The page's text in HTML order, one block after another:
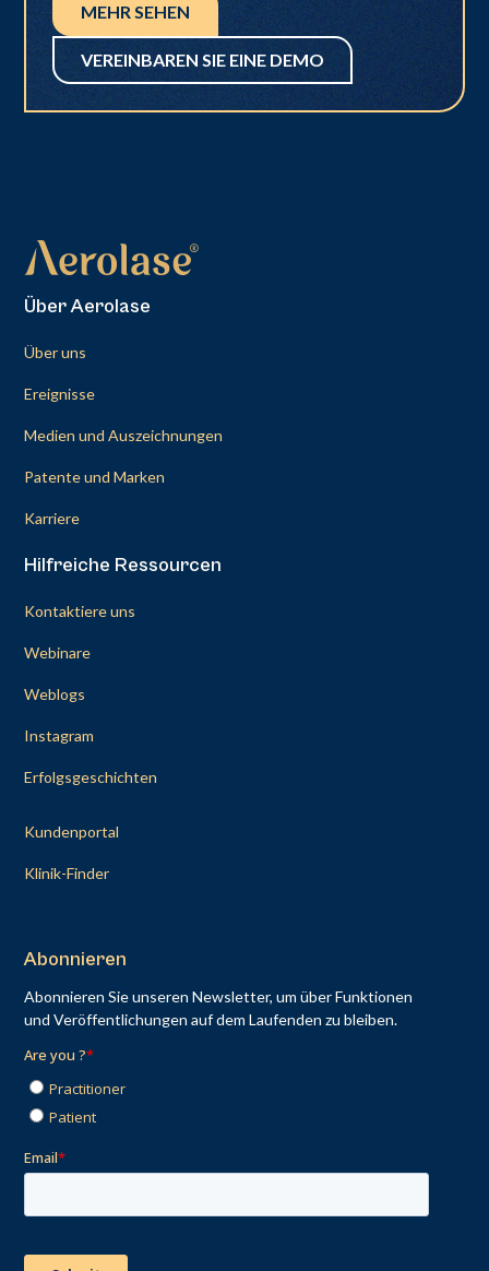
MEHR SEHEN
VEREINBAREN SIE EINE DEMO
Über Aerolase
Über uns
Ereignisse
Medien und Auszeichnungen
Patente und Marken
Karriere
Hilfreiche Ressourcen
Kontaktiere uns
Webinare
Weblogs
Instagram
Erfolgsgeschichten
Kundenportal
Klinik-Finder
Abonnieren
Abonnieren Sie unseren Newsletter, um über Funktionen
und Veröffentlichungen auf dem Laufenden zu bleiben.